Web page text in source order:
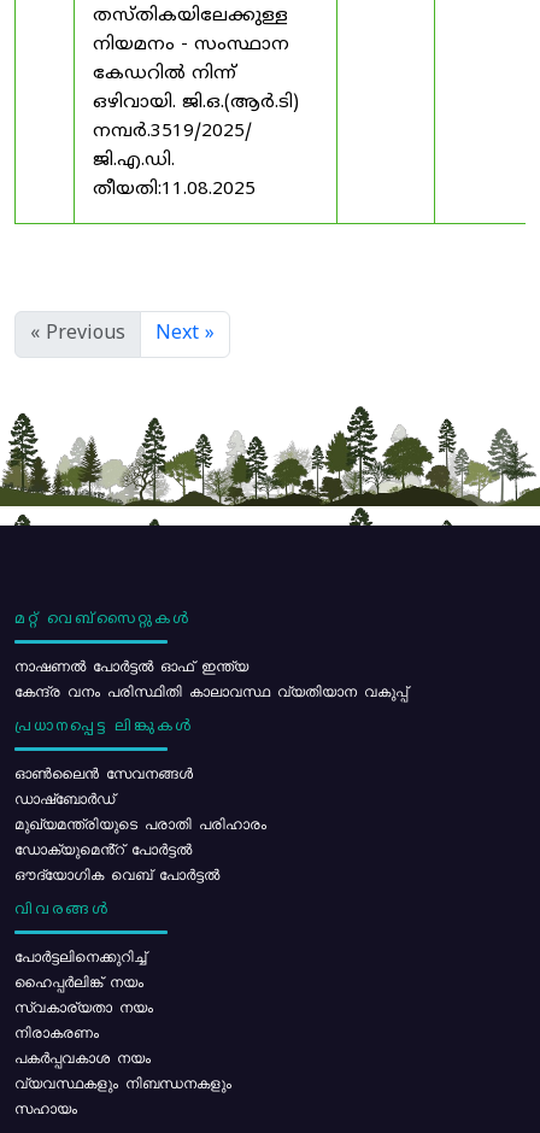
തസ്തികയിലേക്കുള്ള
നിയമനം - സംസ്ഥാന
കേഡറിൽ നിന്ന്
ഒഴിവായി. ജി.ഒ.(ആർ.ടി)
നമ്പർ.3519/2025/
ജി.എ.ഡി.
തീയതി:11.08.2025
« Previous Next »
മറ്റ് വെബ്സൈറ്റുകൾ
നാഷണൽ പോർട്ടൽ ഓഫ് ഇന്ത്യ
കേന്ദ്ര വനം പരിസ്ഥിതി കാലാവസ്ഥ വ്യതിയാന വകുപ്പ്
പ്രധാനപ്പെട്ട ലിങ്കുകൾ
ഓൺലൈൻ സേവനങ്ങൾ
ഡാഷ്ബോർഡ്
മുഖ്യമന്ത്രിയുടെ പരാതി പരിഹാരം
ഡോക്യുമെൻ്റ് പോർട്ടൽ
ഔദ്യോഗിക വെബ് പോർട്ടൽ
വിവരങ്ങൾ
പോര്‍ട്ടലിനെക്കുറിച്ച്
ഹൈപ്പർലിങ്ക് നയം
സ്വകാര്യതാ നയം
നിരാകരണം
പകർപ്പവകാശ നയം
വ്യവസ്ഥകളും നിബന്ധനകളും
സഹായം